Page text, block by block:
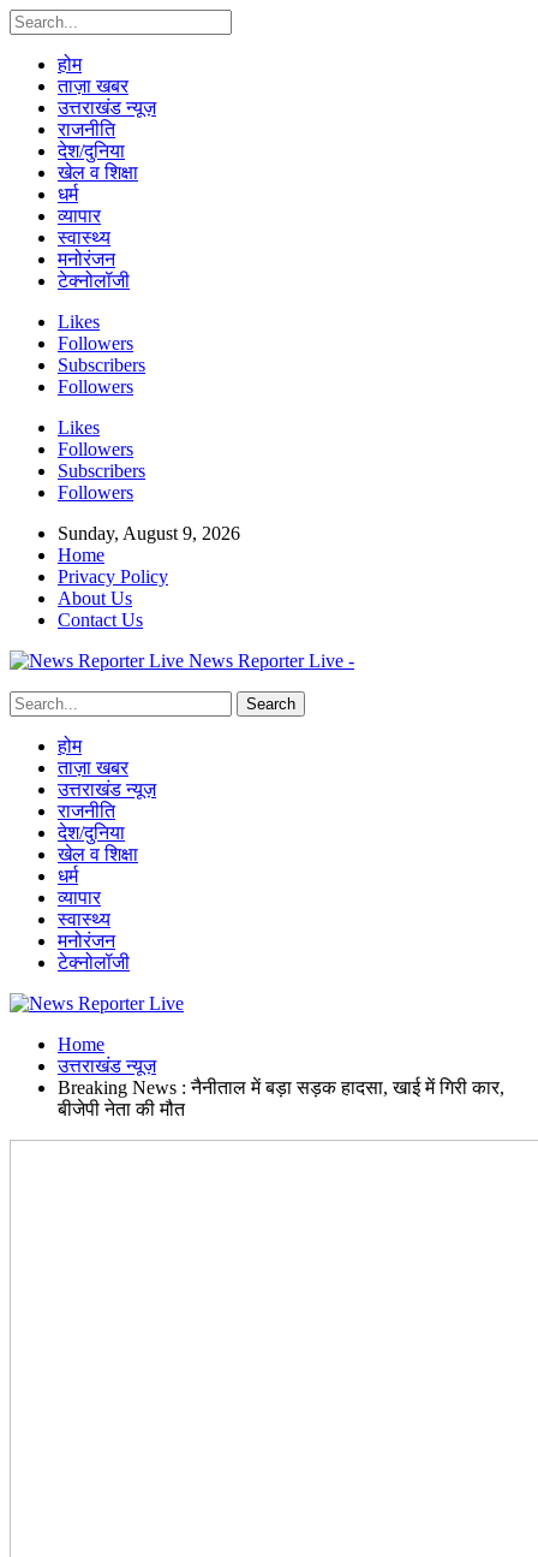
होम
ताज़ा खबर
उत्तराखंड न्यूज़
राजनीति
देश/दुनिया
खेल व शिक्षा
धर्म
व्यापार
स्वास्थ्य
मनोरंजन
टेक्नोलॉजी
Likes
Followers
Subscribers
Followers
Likes
Followers
Subscribers
Followers
Sunday, August 9, 2026
Home
Privacy Policy
About Us
Contact Us
News Reporter Live -
होम
ताज़ा खबर
उत्तराखंड न्यूज़
राजनीति
देश/दुनिया
खेल व शिक्षा
धर्म
व्यापार
स्वास्थ्य
मनोरंजन
टेक्नोलॉजी
Home
उत्तराखंड न्यूज़
Breaking News : नैनीताल में बड़ा सड़क हादसा, खाई में गिरी कार,
बीजेपी नेता की मौत